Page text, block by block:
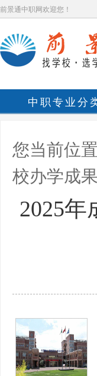
前景通中职网欢迎您！
中职专业分
您当前位置
校办学成
2025